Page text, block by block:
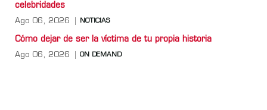
celebridades
Ago 06, 2026 NOTICIAS
Cómo dejar de ser la víctima de tu propia historia
Ago 06, 2026 ON DEMAND